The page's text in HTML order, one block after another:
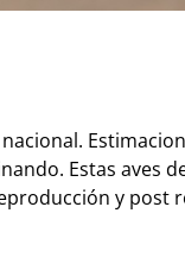
Estas aves
y post